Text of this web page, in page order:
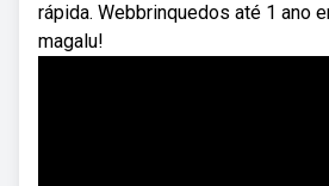
rápida. Webbrinquedos até 1 ano
magalu!